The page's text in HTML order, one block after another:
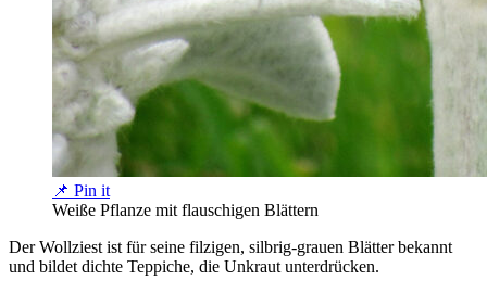
📌 Pin it
Weiße Pflanze mit flauschigen Blättern
Der Wollziest ist für seine filzigen, silbrig-grauen Blätter bekannt
und bildet dichte Teppiche, die Unkraut unterdrücken.